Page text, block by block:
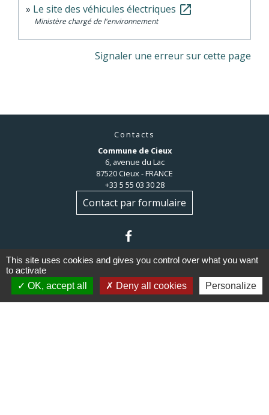
Le site des véhicules électriques open_in_new
Ministère chargé de l'environnement
Signaler une erreur sur cette page
Contacts
Commune de Cieux
6, avenue du Lac
87520 Cieux - FRANCE
+33 5 55 03 30 28
Contact par formulaire
This site uses cookies and gives you control over what you want
to activate
OK, accept all
Deny all cookies Personalize